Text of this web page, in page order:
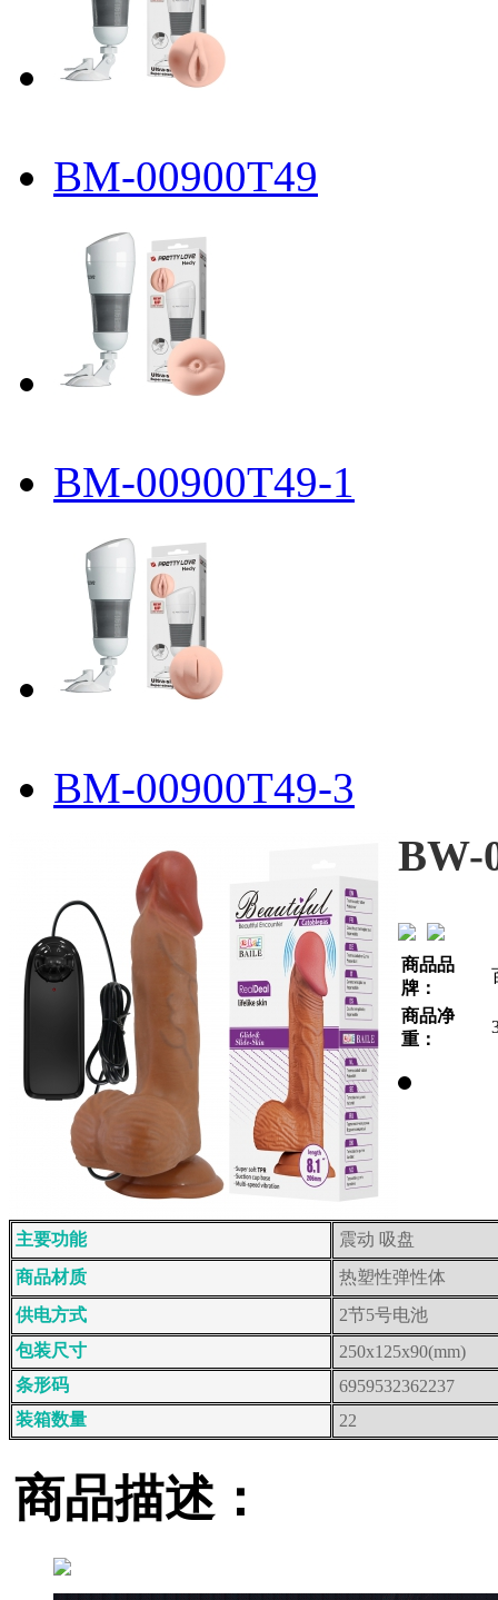
BM-00900T49
BM-00900T49-1
BM-00900T49-3
BW-
商品品
牌：
商品净
重：
主要功能
震动 吸盘
商品材质
热塑性弹性体
供电方式
2节5号电池
包装尺寸
250x125x90(mm)
条形码
6959532362237
装箱数量
22
商品描述：